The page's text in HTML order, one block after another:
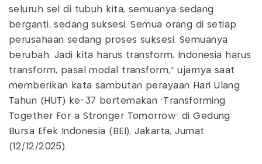
seluruh sel di tubuh kita, semuanya sedang
berganti, sedang suksesi. Semua orang di setiap
perusahaan sedang proses suksesi. Semuanya
berubah. Jadi kita harus transform, Indonesia harus
transform, pasal modal transform," ujarnya saat
memberikan kata sambutan perayaan Hari Ulang
Tahun (HUT) ke-37 bertemakan 'Transforming
Together For a Stronger Tomorrow' di Gedung
Bursa Efek Indonesia (BEI), Jakarta, Jumat
(12/12/2025).